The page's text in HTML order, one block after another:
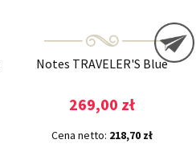
Notes TRAVELER'S Blue
269,00 zł
Cena netto: 218,70 zł